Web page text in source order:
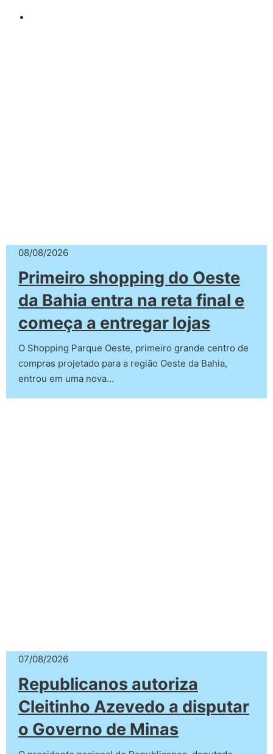
08/08/2026
Primeiro shopping do Oeste
da Bahia entra na reta final e
começa a entregar lojas
O Shopping Parque Oeste, primeiro grande centro de
compras projetado para a região Oeste da Bahia,
entrou em uma nova…
07/08/2026
Republicanos autoriza
Cleitinho Azevedo a disputar
o Governo de Minas